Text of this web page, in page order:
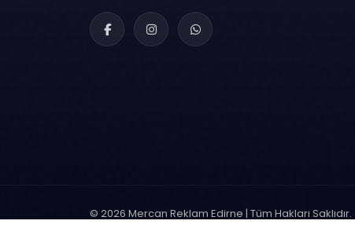
© 2026 Mercan Reklam Edirne | Tüm Hakları Saklıdır.